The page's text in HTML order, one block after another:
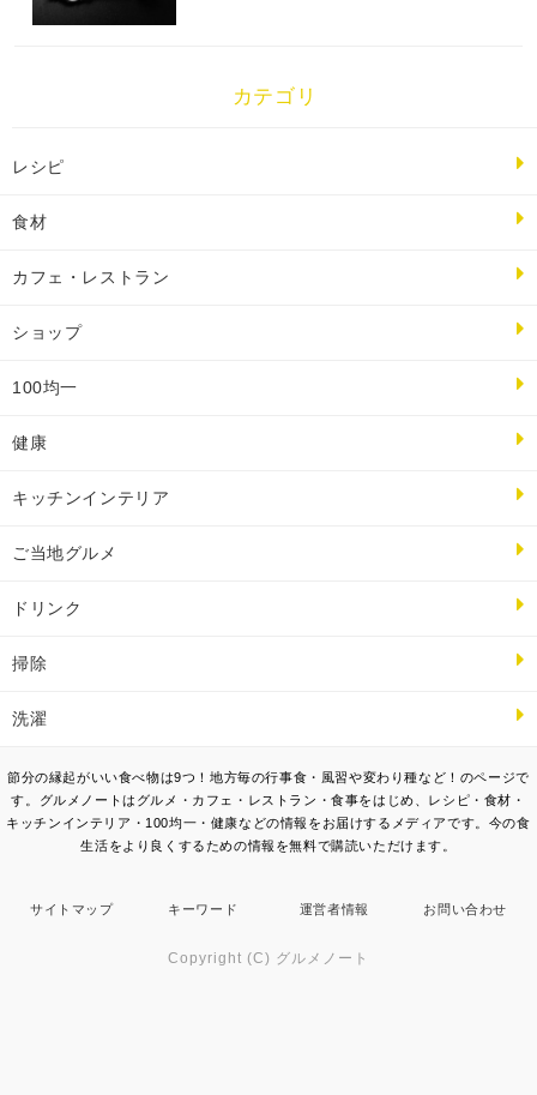
カテゴリ
レシピ
食材
カフェ・レストラン
ショップ
100均一
健康
キッチンインテリア
ご当地グルメ
ドリンク
掃除
洗濯
節分の縁起がいい食べ物は9つ！地方毎の行事食・風習や変わり種など！のページで
す。グルメノートはグルメ・カフェ・レストラン・食事をはじめ、レシピ・食材・
キッチンインテリア・100均一・健康などの情報をお届けするメディアです。今の食
生活をより良くするための情報を無料で購読いただけます。
サイトマップ キーワード 運営者情報 お問い合わせ
Copyright (C) グルメノート